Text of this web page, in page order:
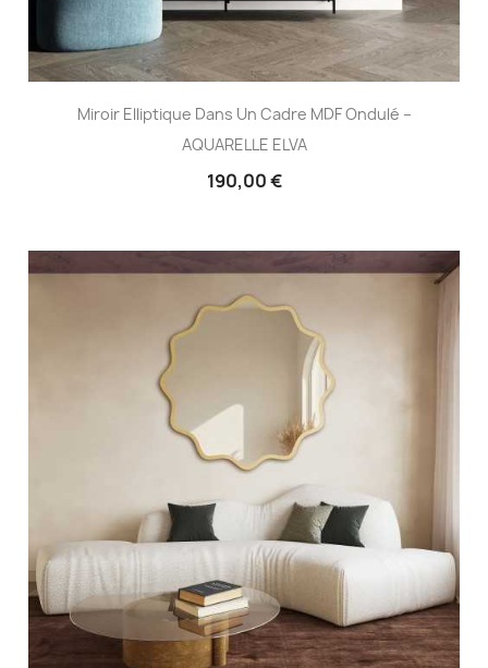
Miroir Elliptique Dans Un Cadre MDF Ondulé –
AQUARELLE ELVA
190,00 €